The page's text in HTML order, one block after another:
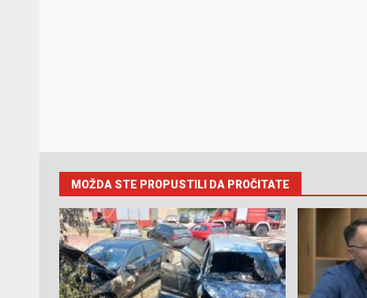
MOŽDA STE PROPUSTILI DA PROČITATE